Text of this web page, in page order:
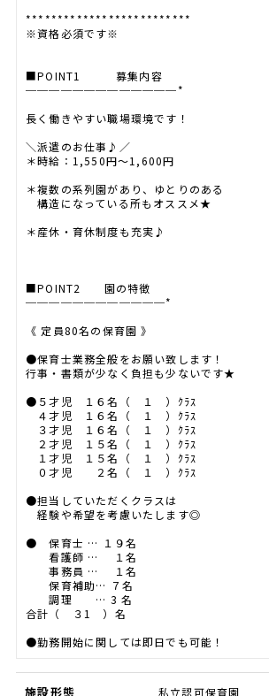
**************************
※資格必須です※
■POINT1 募集内容
─────────────*
長く働きやすい職場環境です！
＼派遣のお仕事♪／
＊時給：1,550円〜1,600円
＊複数の系列園があり、ゆとりのある
構造になっている所もオススメ★
＊産休・育休制度も充実♪
■POINT2 園の特徴
────────────*
《 定員80名の保育園 》
●保育士業務全般をお願い致します！
行事・書類が少なく負担も少ないです★
●５才児 １６名（ １ ）ｸﾗｽ
４才児 １６名（ １ ）ｸﾗｽ
３才児 １６名（ １ ）ｸﾗｽ
２才児 １５名（ １ ）ｸﾗｽ
１才児 １５名（ １ ）ｸﾗｽ
０才児 ２名（ １ ）ｸﾗｽ
●担当していただくクラスは
経験や希望を考慮いたします◎
● 保育士 … １９名
看護師 … １名
事務員 … １名
保育補助… ７名
調理 … 3 名
合計（ ３1 ）名
●勤務開始に関しては即日でも可能！
施設形態 私立認可保育園